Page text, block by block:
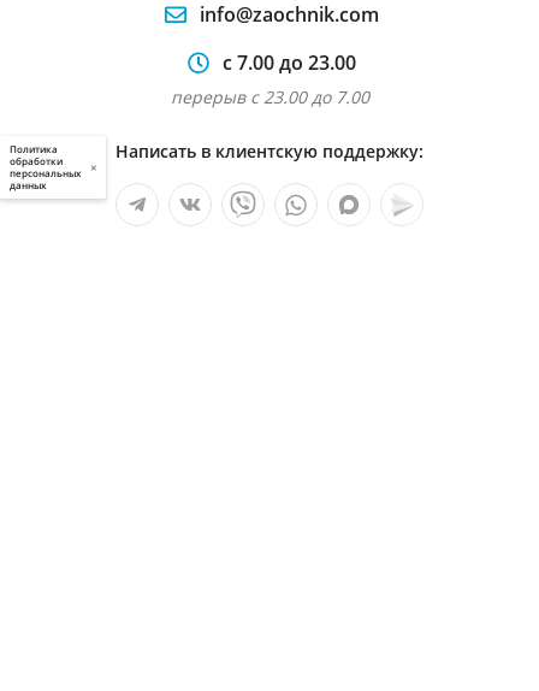
info@zaochnik.com
с 7.00 до 23.00
перерыв с 23.00 до 7.00
Написать в клиентскую поддержку:
Политика
обработки
персональных
данных
×